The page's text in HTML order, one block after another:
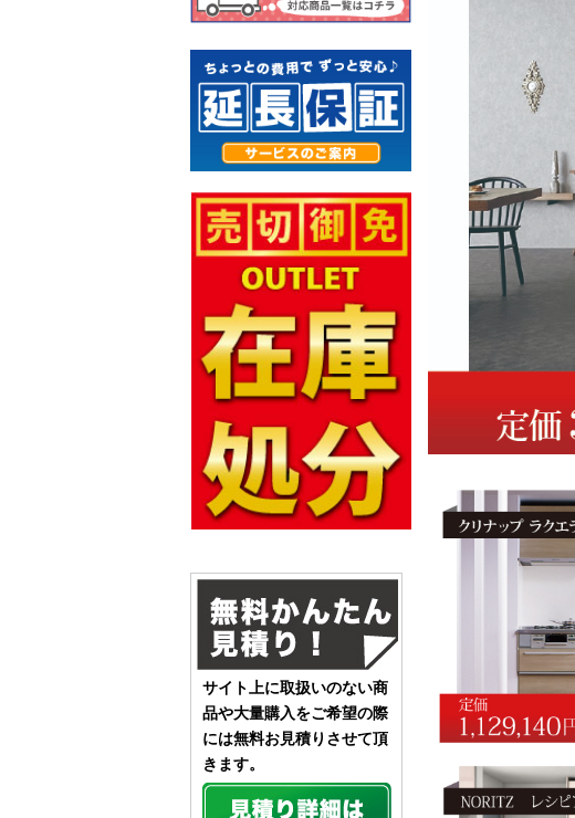
サイト上に取扱いのない商
品や大量購入をご希望の際
には無料お見積りさせて頂
きます。